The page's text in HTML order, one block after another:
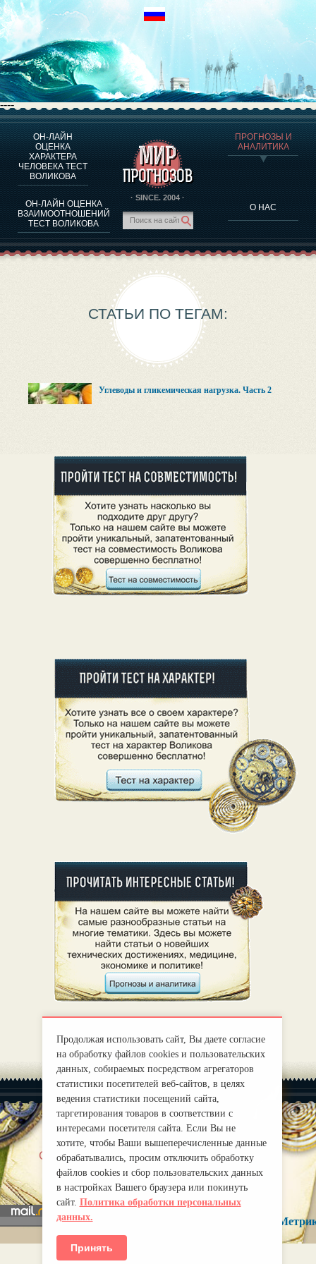
----
ОН-ЛАЙН
ОЦЕНКА
ХАРАКТЕРА
ЧЕЛОВЕКА ТЕСТ
ВОЛИКОВА
ОН-ЛАЙН ОЦЕНКА
ВЗАИМООТНОШЕНИЙ
ТЕСТ ВОЛИКОВА
· SINCE. 2004 ·
ПРОГНОЗЫ И
АНАЛИТИКА
О НАС
О ПРОГРАММЕ
ОЦЕНКА ХАРАКТЕРA ЧЕЛОВЕКА
ОЦЕНКА ХАРАКТЕРА ВЫДАЮЩИХСЯ ЛИЧНОСТЕЙ
О ПРОГРАММЕ
ТЕСТ НА СОВМЕСТИМОСТЬ ВОЛИКОВА
ПРОГНОЗЫ И АНАЛИТИКА
СТАТЬИ ПО ТЕГАМ:
Углеводы и гликемическая нагрузка. Часть 2
О нас
Правила
mirprognoz@mail.ru
Продолжая использовать сайт, Вы даете согласие
на обработку файлов cookies и пользовательских
данных, собираемых посредством агрегаторов
статистики посетителей веб-сайтов, в целях
ведения статистики посещений сайта,
таргетирования товаров в соответствии с
интересами посетителя сайта. Если Вы не
хотите, чтобы Ваши вышеперечисленные данные
обрабатывались, просим отключить обработку
файлов cookies и сбор пользовательских данных
в настройках Вашего браузера или покинуть
сайт. Политика обработки персональных
данных.
Принять